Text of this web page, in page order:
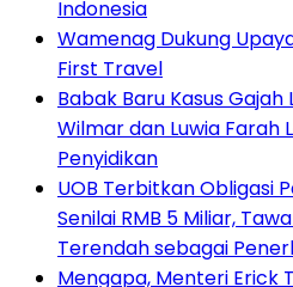
Indonesia
Wamenag Dukung
First Travel
Babak Baru Kasus Gajah
Wilmar dan Luwia Farah
Penyidikan
UOB Terbitkan Obligasi
Senilai RMB 5 Miliar,
Terendah sebagai
Mengapa, Menteri Erick